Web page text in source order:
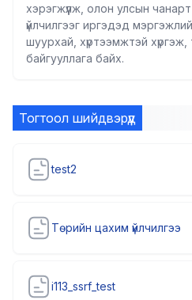
хэрэгжүүлж, олон улсын
үйлчилгээг иргэдэд
шуурхай, хүртээмжтэй хүргэж,
байгууллага байх.
Тогтоол шийдвэрүүд
test2
Төрийн цахим үйлчилгээ
i113_ssrf_test